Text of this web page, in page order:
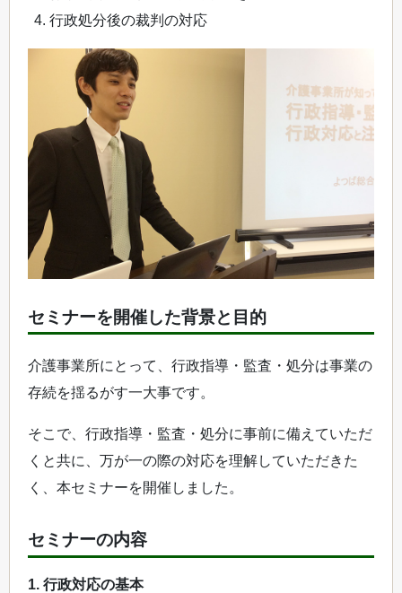
行政処分後の裁判の対応
セミナーを開催した背景と目的
介護事業所にとって、行政指導・監査・処分は事業の
存続を揺るがす一大事です。
そこで、行政指導・監査・処分に事前に備えていただ
くと共に、万が一の際の対応を理解していただきた
く、本セミナーを開催しました。
セミナーの内容
1. 行政対応の基本